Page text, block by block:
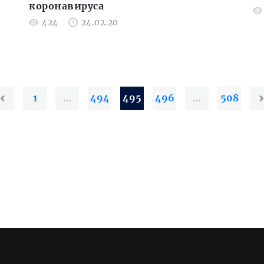
коронавируса
424 24.02.20
1 … 494 495 496 … 508